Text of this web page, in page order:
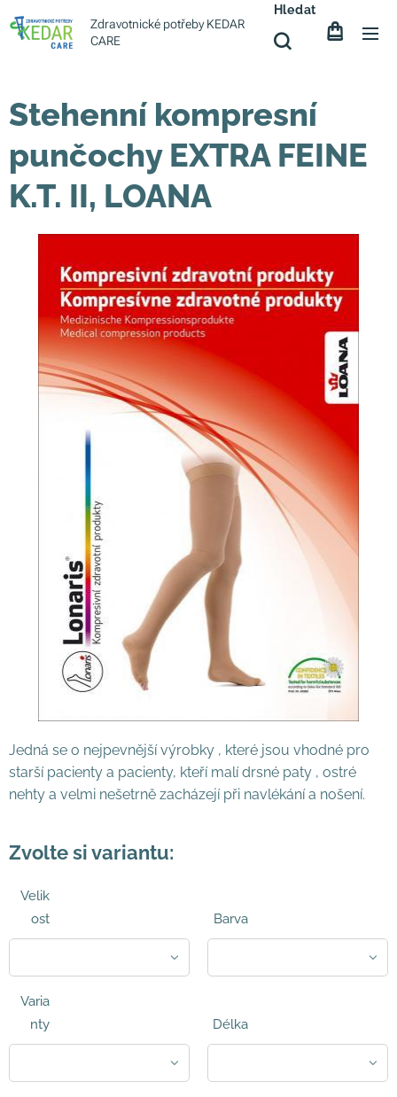
Zdravotnické potřeby KEDAR
CARE
Hledat
Stehenní kompresní
punčochy EXTRA FEINE
K.T. II, LOANA
Jedná se o nejpevnější výrobky , které jsou vhodné pro
starší pacienty a pacienty, kteří malí drsné paty , ostré
nehty a velmi nešetrně zacházejí při navlékání a nošení.
Zvolte si variantu:
Velik
ost
Barva
Varia
nty
Délka